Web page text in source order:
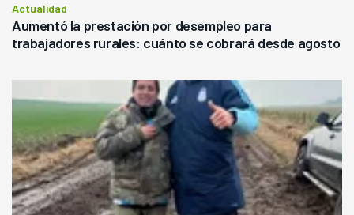
Actualidad
Aumentó la prestación por desempleo para
trabajadores rurales: cuánto se cobrará desde agosto